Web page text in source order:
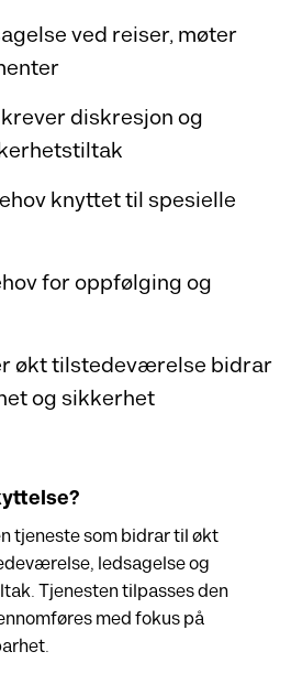
ved reiser, møter
diskresjon og
knyttet til spesielle
for oppfølging og
økt tilstedeværelse bidrar
og sikkerhet
tjeneste som bidrar til økt
ledsagelse og
Tjenesten tilpasses den
med fokus på